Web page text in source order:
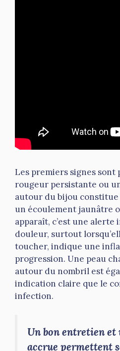
Les premiers signes sont
rougeur persistante ou
autour du bijou constitue
un écoulement jaunâtre
apparaît, c’est une alerte
douleur, surtout
toucher, indique une
progression. Une peau
autour du nombril est
indication claire que le
infection.
Un bon entretien et
accrue permettent